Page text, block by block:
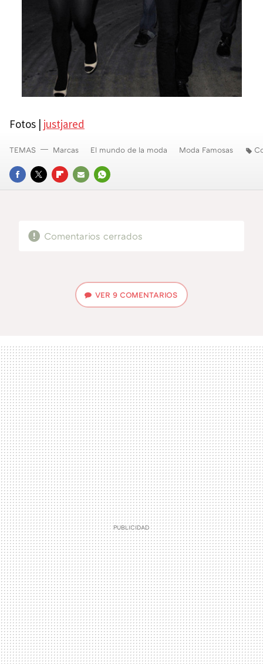
Fotos | justjared
FACEBOOK
TWITTERFLIPBOARD
E-
WHATSAPP
TEMAS Marcas El mundo de la moda Moda Famosas
Comentarios cerrados
VER 9 COMENTARIOS